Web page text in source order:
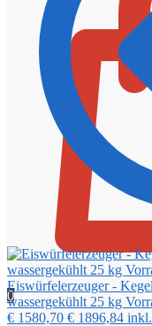
0
Eiswürfelerzeuger -
wassergekühlt 25 kg
€ 1580,70Aktueller
€ 1896,84